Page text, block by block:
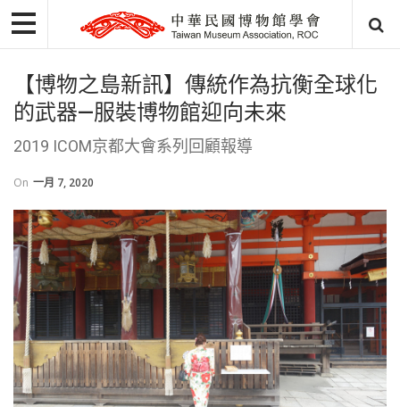
【博物之島新訊】傳統作為抗衡全球化
的武器—服裝博物館迎向未來
2019 ICOM京都大會系列回顧報導
On 一月 7, 2020